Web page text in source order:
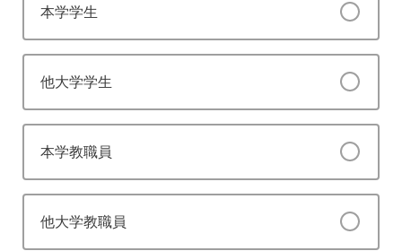
本学学生
他大学学生
本学教職員
他大学教職員